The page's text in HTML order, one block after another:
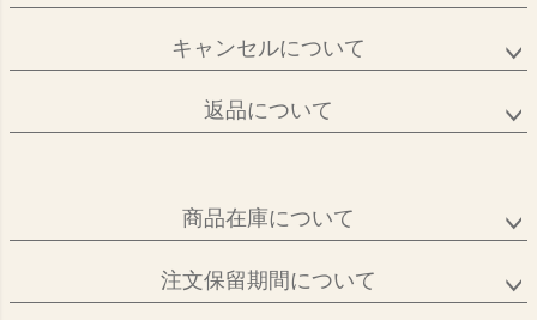
キャンセルについて
返品について
商品在庫について
注文保留期間について